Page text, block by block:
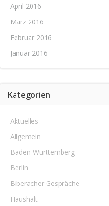
April 2016
März 2016
Februar 2016
Januar 2016
Kategorien
Aktuelles
Allgemein
Baden-Württemberg
Berlin
Biberacher Gespräche
Haushalt